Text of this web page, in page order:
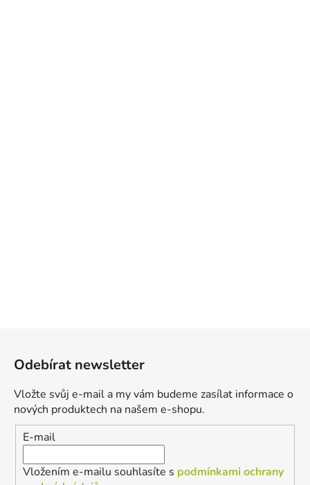
Odebírat newsletter
Vložte svůj e-mail a my vám budeme zasílat informace o
nových produktech na našem e-shopu.
E-mail
Vložením e-mailu souhlasíte s podmínkami ochrany